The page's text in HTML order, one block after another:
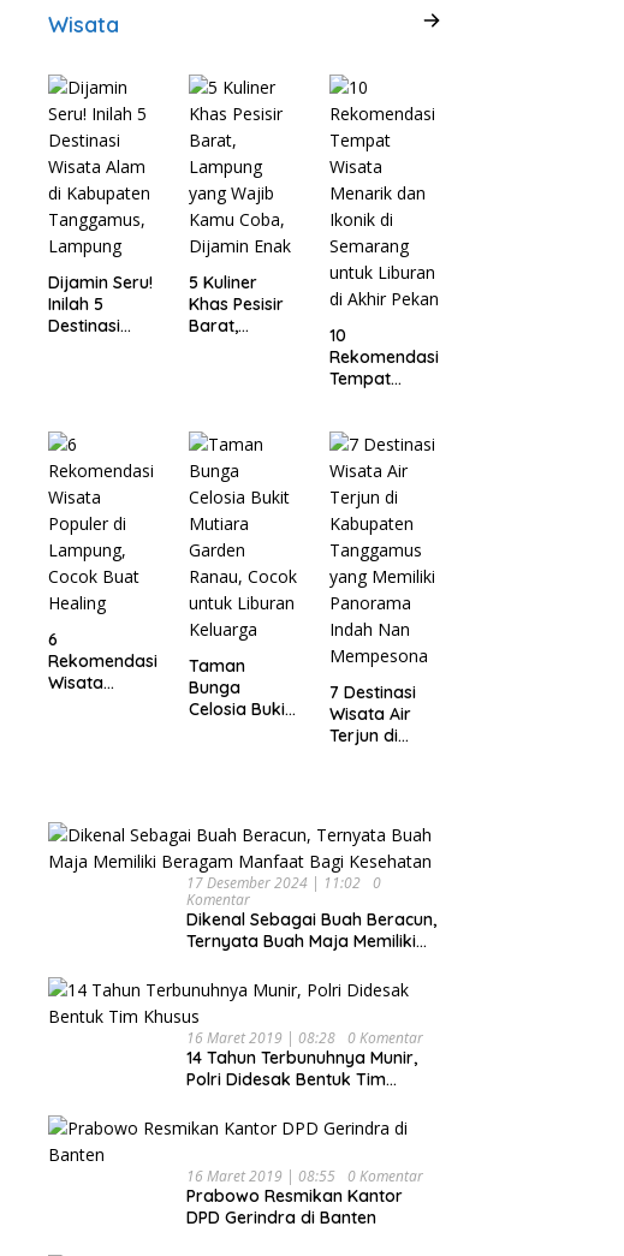
Wisata
Dijamin Seru!
Inilah 5
Destinasi
5 Kuliner
Khas Pesisir
Barat,
10
Rekomendasi
Tempat
Ikonik di
Semarang
untuk Liburan
di Akhir
Pekan
6
Rekomendasi
Wisata
Taman
Bunga
Celosia Bukit
7 Destinasi
Wisata Air
Terjun di
Indah Nan
Mempesona
17 Desember 2024 | 11:02
0
Komentar
Dikenal Sebagai Buah Beracun,
Ternyata Buah Maja Memiliki
Kesehatan
16 Maret 2019 | 08:28 0 Komentar
14 Tahun Terbunuhnya Munir,
Polri Didesak Bentuk Tim
16 Maret 2019 | 08:55 0 Komentar
Prabowo Resmikan Kantor
DPD Gerindra di Banten